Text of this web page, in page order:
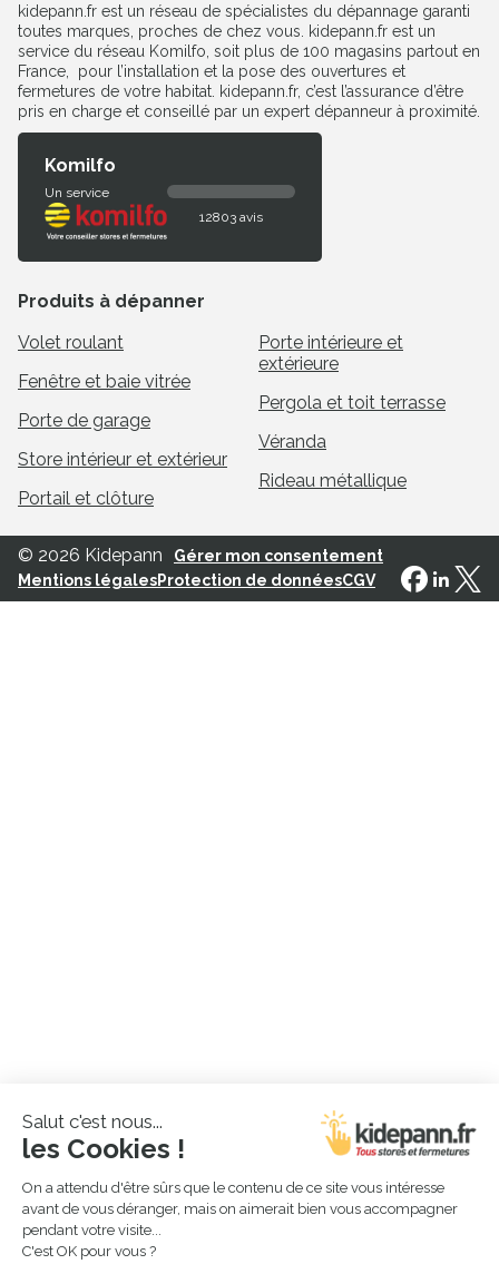
kidepann.fr est un réseau de spécialistes du dépannage garanti
toutes marques, proches de chez vous. kidepann.fr est un
service du réseau Komilfo, soit plus de 100 magasins partout en
France, pour l’installation et la pose des ouvertures et
fermetures de votre habitat. kidepann.fr, c’est l’assurance d’être
pris en charge et conseillé par un expert dépanneur à proximité.
Komilfo
Un service
12803 avis
Produits à dépanner
Volet roulant
Fenêtre et baie vitrée
Porte de garage
Store intérieur et extérieur
Portail et clôture
Porte intérieure et
extérieure
Pergola et toit terrasse
Véranda
Rideau métallique
© 2026 Kidepann
Gérer mon consentement
Mentions légalesProtection de donnéesCGV